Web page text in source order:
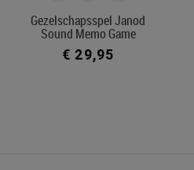
Gezelschapsspel Janod
Sound Memo Game
€ 29,95